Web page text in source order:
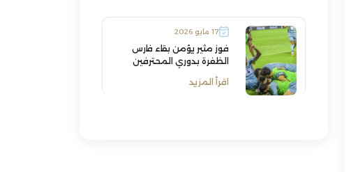
17 مايو 2026
فوز مثير يؤمن بقاء فارس
الظفرة بدوري المحترفين
اقرأ المزيد